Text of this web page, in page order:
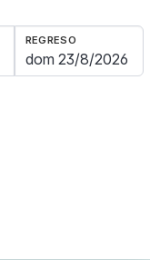
REGRESO